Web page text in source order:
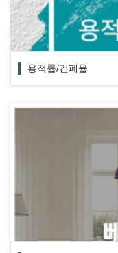
용적률/건폐율